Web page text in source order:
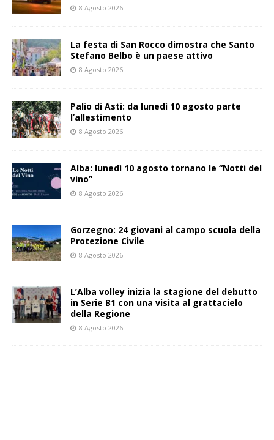
8 Agosto 2026
La festa di San Rocco dimostra che Santo
Stefano Belbo è un paese attivo
8 Agosto 2026
Palio di Asti: da lunedì 10 agosto parte
l’allestimento
8 Agosto 2026
Alba: lunedì 10 agosto tornano le “Notti del
vino”
8 Agosto 2026
Gorzegno: 24 giovani al campo scuola della
Protezione Civile
8 Agosto 2026
L’Alba volley inizia la stagione del debutto
in Serie B1 con una visita al grattacielo
della Regione
8 Agosto 2026